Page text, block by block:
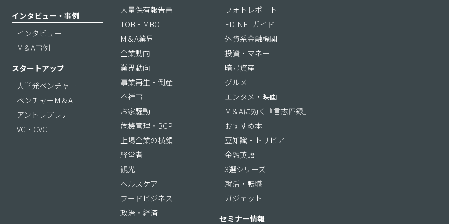
インタビュー・事例
インタビュー
M＆A事例
スタートアップ
大学発ベンチャー
ベンチャーM＆A
アントレプレナー
VC・CVC
大量保有報告書
TOB・MBO
M＆A業界
企業動向
業界動向
事業再生・倒産
不祥事
お家騒動
危機管理・BCP
上場企業の横顔
経営者
観光
ヘルスケア
フードビジネス
政治・経済
フォトレポート
EDINETガイド
外資系金融機関
投資・マネー
暗号資産
グルメ
エンタメ・映画
M＆Aに効く『言志四録』
おすすめ本
豆知識・トリビア
金融英語
3選シリーズ
就活・転職
ガジェット
セミナー情報